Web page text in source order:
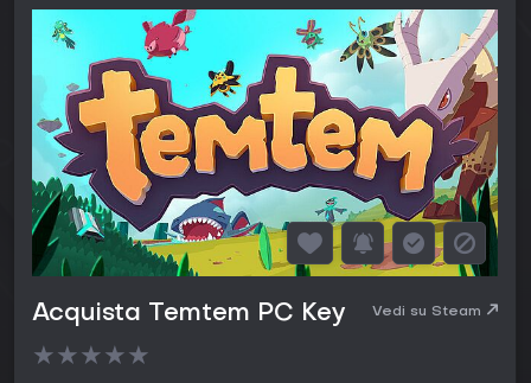
Acquista Temtem PC Key Vedi su Steam
★★★★★